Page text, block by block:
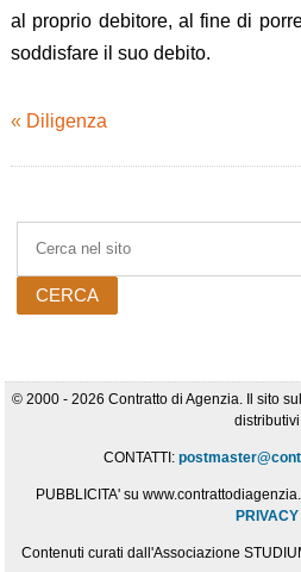
al proprio debitore, al fine di
soddisfare il suo debito.
« Diligenza
© 2000 - 2026 Contratto di Agenzia. Il sito
distributivi
CONTATTI:
PUBBLICITA' su
PRIVACY
Contenuti curati dall'Associazione